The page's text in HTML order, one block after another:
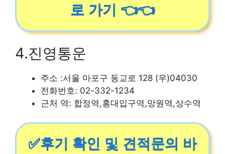
로 가기 👈👈
4.진영통운
주소 :서울 마포구 동교로 128 (우)04030
전화번호: 02-332-1234
근처 역: 합정역,홍대입구역,망원역,상수역
✅후기 확인 및 견적문의 바